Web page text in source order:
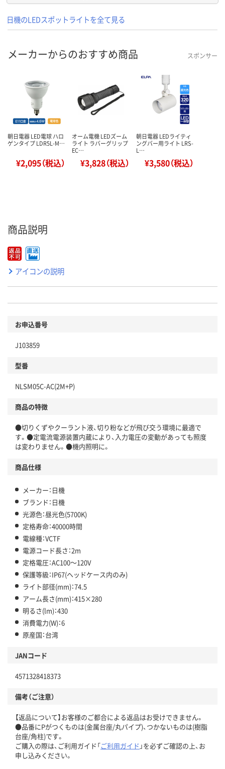
日機のLEDスポットライトを全て見る
メーカーからのおすすめ商品 スポンサー
朝日電器 LED電球 ハロ
ゲンタイプ LDR5L-M…
¥2,095（税込）
オーム電機 LEDズーム
ライト ラバーグリップ
EC…
¥3,828（税込）
朝日電器 LEDライティ
ングバー用ライト LRS-
L…
¥3,580（税込）
商品説明
アイコンの説明
お申込番号
J103859
型番
NLSM05C-AC(2M+P)
商品の特徴
●切りくずやクーラント液、切り粉などが飛び交う環境に最適で
す。●定電流電源装置内蔵により、入力電圧の変動があっても照度
は変わりません。●機内照明に。
商品仕様
メーカー：日機
ブランド：日機
光源色：昼光色(5700K)
定格寿命：40000時間
電線種：VCTF
電源コード長さ：2m
定格電圧：AC100～120V
保護等級：IP67(ヘッドケース内のみ)
ライト部径(mm)：74.5
アーム長さ(mm)：415×280
明るさ(lm)：430
消費電力(W)：6
原産国：台湾
JANコード
4571328418373
備考（ご注意）
【返品について】お客様のご都合による返品はお受けできません。
●品番にPがつくものは(金属台座/丸パイプ)、つかないものは(樹脂
台座/角柱)です。
ご購入の際は、ご利用ガイド「ご利用ガイド 」を必ずご確認の上、お
申し込みください。